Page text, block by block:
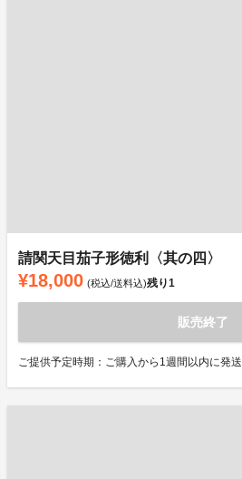
請関天目茄子形徳利〈其の四〉
¥18,000 (税込/送料込)残り1
販売終了
ご提供予定時期：ご購入から1週間以内に発送